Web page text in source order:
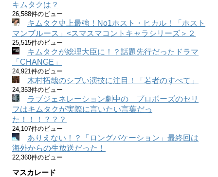
キムタクは？
26,588件のビュー
キムタク史上最強！No1ホスト・ヒカル！「ホスト
マンブルース」<スマスマコントキャラシリーズ＞２
25,515件のビュー
キムタクが総理大臣に！？話題先行だったドラマ
「CHANGE」
24,921件のビュー
木村拓哉のシブい演技に注目！「若者のすべて」
24,353件のビュー
ラブジェネレーション劇中の プロポーズのセリ
フはキムタクが実際に言いたい言葉だっ
た！！！？？？
24,107件のビュー
ありえない！？「ロングバケーション」最終回は
海外からの生放送だった！
22,360件のビュー
マスカレード